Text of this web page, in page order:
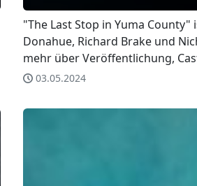
"The Last Stop in Yuma County"
Donahue, Richard Brake und
mehr über Veröffentlichung,
03.05.2024